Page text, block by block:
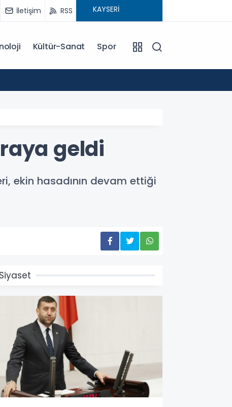
İletişim RSS
Kültür-Sanat Spor
geldi
ekin hasadının devam ettiği
Siyaset